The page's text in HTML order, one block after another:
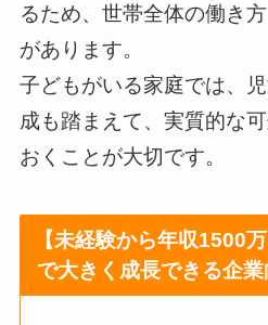
るため、世帯全体の働き
があります。
子どもがいる家庭では、
成も踏まえて、実質的な
おくことが大切です。
【未経験から年収1500
で大きく成長できる企